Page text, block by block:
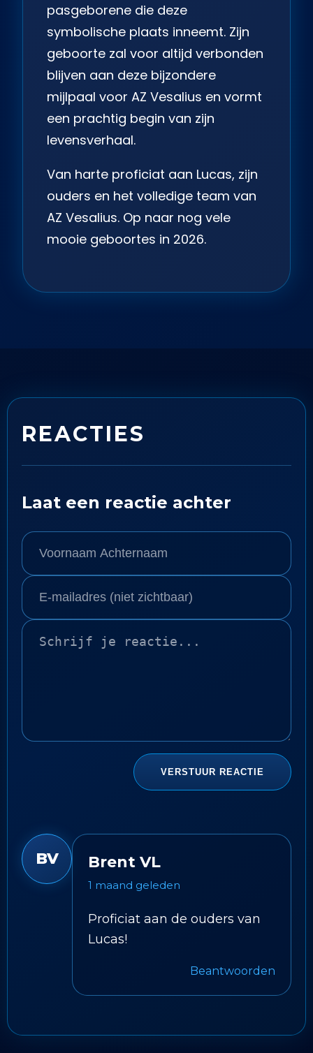
pasgeborene die deze
symbolische plaats inneemt. Zijn
geboorte zal voor altijd verbonden
blijven aan deze bijzondere
mijlpaal voor AZ Vesalius en vormt
een prachtig begin van zijn
levensverhaal.
Van harte proficiat aan Lucas, zijn
ouders en het volledige team van
AZ Vesalius. Op naar nog vele
mooie geboortes in 2026.
REACTIES
Laat een reactie achter
BV Brent VL
1 maand geleden
Proficiat aan de ouders van
Lucas!
Beantwoorden